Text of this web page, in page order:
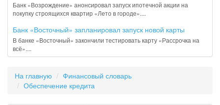
Банк «Возрождение» анонсировал запуск ипотечной акции на
покупку строящихся квартир «Лето в городе»....
Банк «Восточный» запланировал запуск новой карты
В банке «Восточный» закончили тестировать карту «Рассрочка на
всё»....
На главную
Финансовый словарь
Обеспечение кредита